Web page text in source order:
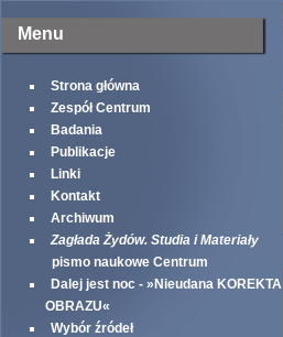
Menu
Strona główna
Zespół Centrum
Badania
Publikacje
Linki
Kontakt
Archiwum
Zagłada Żydów. Studia i Materiały
pismo naukowe Centrum
Dalej jest noc - »Nieudana KOREKTA
OBRAZU«
Wybór źródeł